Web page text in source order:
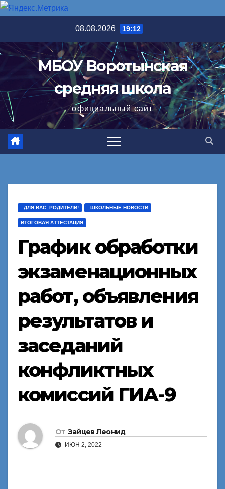
содержимому
08.08.2026 19:12
МБОУ Воротынская
средняя школа
официальный сайт
_ДЛЯ ВАС, РОДИТЕЛИ! _ШКОЛЬНЫЕ НОВОСТИ
ИТОГОВАЯ АТТЕСТАЦИЯ
График обработки
экзаменационных
работ, объявления
результатов и
заседаний
конфликтных
комиссий ГИА-9
От Зайцев Леонид
ИЮН 2, 2022